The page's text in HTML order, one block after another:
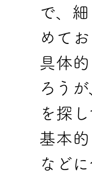
で、
めてお
具体
ろう
を探し
基本
など